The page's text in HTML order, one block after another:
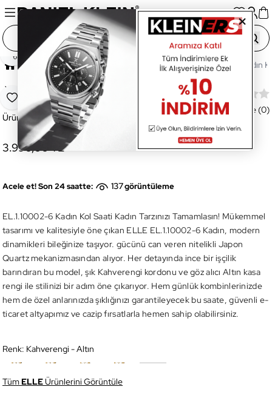
Ana Sayfa Saatler Kadın Saat EL.1.10002-6 Kadın
Favoriye Ekle
Yeni
Paylaş
EL.1.10002-6 Kadın Kol Saati
Ürün Kodu:EL.1.10002-6
Değerlendirme (0)
3.990,00 TL
Acele et! Son 24 saatte: 137görüntüleme
EL.1.10002-6 Kadın Kol Saati Kadın Tarzınızı Tamamlasın! Mükemmel
tasarımı ve kalitesiyle öne çıkan ELLE EL.1.10002-6 Kadın, modern
dinamikleri bileğinize taşıyor. gücünü can veren nitelikli Japon
Quartz mekanizmasından alıyor. Her detayında ince bir işçilik
barındıran bu model, şık Kahverengi kordonu ve göz alıcı Altın kasa
rengi ile stilinizi bir adım öne çıkarıyor. Hem günlük kombinlerinizde
hem de özel anlarınızda şıklığınızı garantileyecek bu saate, güvenli e-
ticaret altyapımız ve cazip fırsatlarla hemen sahip olabilirsiniz.
Renk: Kahverengi - Altın
TümELLEÜrünlerini Görüntüle